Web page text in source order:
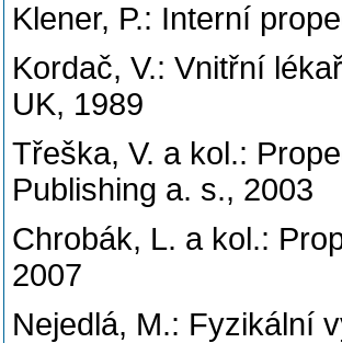
Klener, P.: Interní
Kordač, V.: Vnitřní
UK, 1989
Třeška, V. a kol.:
Publishing a. s., 2003
Chrobák, L. a kol.:
2007
Nejedlá, M.: Fyzikální